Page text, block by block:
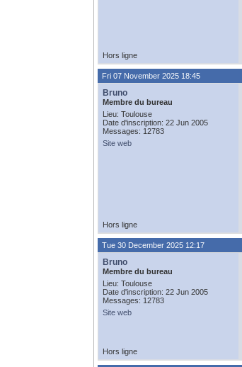
Hors ligne
Fri 07 November 2025 18:45
Bruno
Membre du bureau
Lieu: Toulouse
Date d'inscription: 22 Jun 2005
Messages: 12783
Site web
Hors ligne
Tue 30 December 2025 12:17
Bruno
Membre du bureau
Lieu: Toulouse
Date d'inscription: 22 Jun 2005
Messages: 12783
Site web
Hors ligne